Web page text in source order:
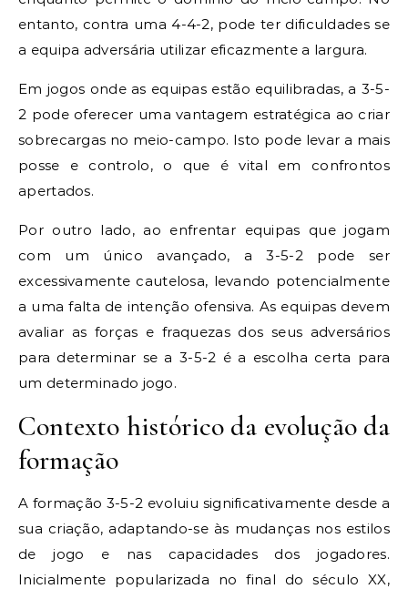
entanto, contra uma 4-4-2, pode ter dificuldades se
a equipa adversária utilizar eficazmente a largura.
Em jogos onde as equipas estão equilibradas, a 3-5-
2 pode oferecer uma vantagem estratégica ao criar
sobrecargas no meio-campo. Isto pode levar a mais
posse e controlo, o que é vital em confrontos
apertados.
Por outro lado, ao enfrentar equipas que jogam
com um único avançado, a 3-5-2 pode ser
excessivamente cautelosa, levando potencialmente
a uma falta de intenção ofensiva. As equipas devem
avaliar as forças e fraquezas dos seus adversários
para determinar se a 3-5-2 é a escolha certa para
um determinado jogo.
Contexto histórico da evolução da
formação
A formação 3-5-2 evoluiu significativamente desde a
sua criação, adaptando-se às mudanças nos estilos
de jogo e nas capacidades dos jogadores.
Inicialmente popularizada no final do século XX,